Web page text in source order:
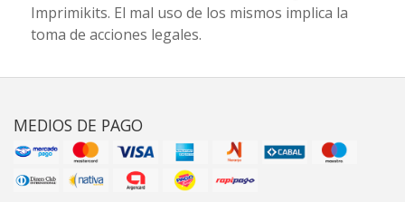
Imprimikits. El mal uso de los mismos implica la
toma de acciones legales.
MEDIOS DE PAGO